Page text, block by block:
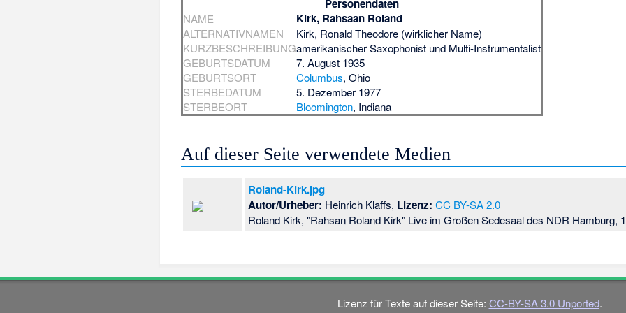
Personendaten
NAME Kirk, Rahsaan Roland
ALTERNATIVNAMEN
Kirk, Ronald Theodore (wirklicher Name)
KURZBESCHREIBUNGamerikanischer Saxophonist und Multi-Instrumentalist
GEBURTSDATUM
7. August 1935
GEBURTSORT
Columbus, Ohio
STERBEDATUM
5. Dezember 1977
STERBEORT
Bloomington, Indiana
Auf dieser Seite verwendete Medien
Roland-Kirk.jpg
Autor/Urheber: Heinrich Klaffs, Lizenz: CC BY-SA 2.0
Roland Kirk, "Rahsan Roland Kirk" Live im Großen Sedesaal des NDR Hamburg,
Lizenz für Texte auf dieser Seite: CC-BY-SA 3.0 Unported.